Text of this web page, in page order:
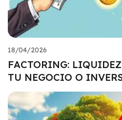
18/04/2026
FACTORING:
TU NEGOCIO O